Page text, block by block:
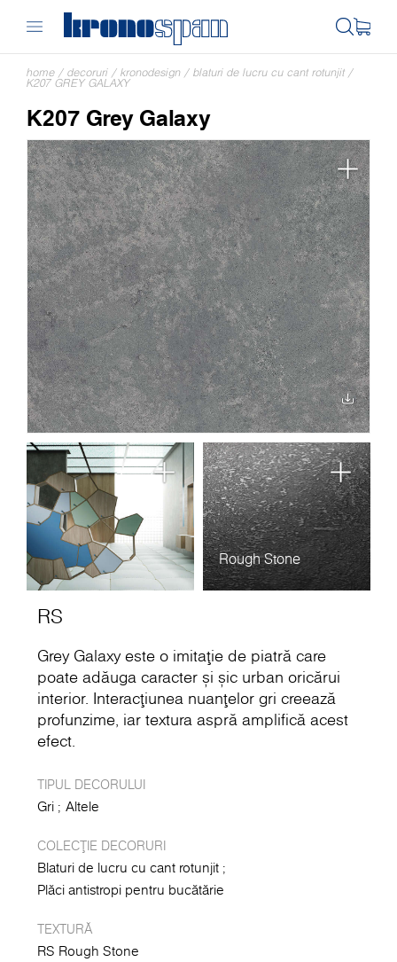
home / decoruri / kronodesign / blaturi de lucru cu cant rotunjit /
K207 GREY GALAXY
K207 Grey Galaxy
Rough Stone
RS
Grey Galaxy este o imitație de piatră care
poate adăuga caracter și șic urban oricărui
interior. Interacțiunea nuanțelor gri creează
profunzime, iar textura aspră amplifică acest
efect.
TIPUL DECORULUI
Gri Altele
COLECȚIE DECORURI
Blaturi de lucru cu cant rotunjit
Plăci antistropi pentru bucătărie
TEXTURĂ
RS Rough Stone